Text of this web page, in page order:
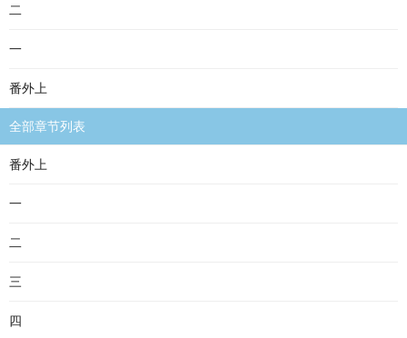
二
一
番外上
全部章节列表
番外上
一
二
三
四